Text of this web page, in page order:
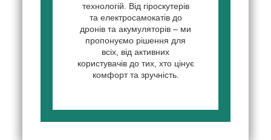
технологій. Від гіроскутерів
та електросамокатів до
дронів та акумуляторів – ми
пропонуємо рішення для
всіх, від активних
користувачів до тих, хто цінує
комфорт та зручність.